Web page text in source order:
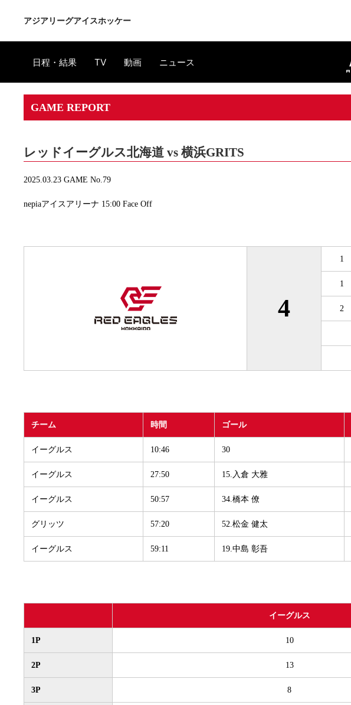
アジアリーグアイスホッケー
日程・結果 TV 動画 ニュース
GAME REPORT
レッドイーグルス北海道 vs 横浜GRITS
2025.03.23 GAME No.79
nepiaアイスアリーナ 15:00 Face Off
4
1
1
2
チーム 時間 ゴール
イーグルス 10:46 30
イーグルス 27:50 15.入倉 大雅
イーグルス 50:57 34.橋本 僚
グリッツ 57:20 52.松金 健太
イーグルス 59:11 19.中島 彰吾
イーグルス
1P 10
2P 13
3P 8